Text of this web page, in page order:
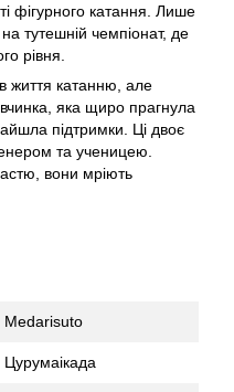
фігурного катання. Лише
тутешній чемпіонат, де
рівня.
життя катанню, але
яка щиро прагнула
підтримки. Ці двоє
та ученицею.
вони мріють
Medarisuto
Цурумаікада